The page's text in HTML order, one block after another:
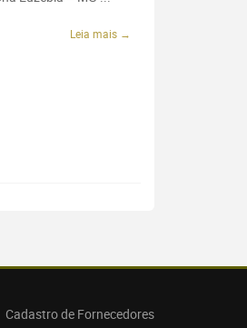
Leia mais →
Cadastro de Fornecedores